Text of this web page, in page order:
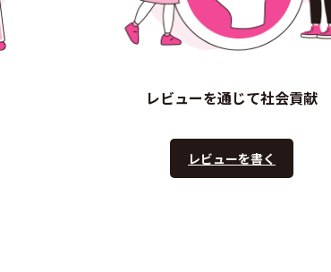
レビューを通じて社会貢献
レビューを書く